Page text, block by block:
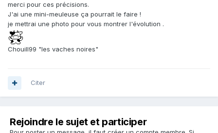
merci pour ces précisions.
J'ai une mini-meuleuse ça pourrait le faire !
je mettrai une photo pour vous montrer l'évolution .
Chouill99 "les vaches noires"
Citer
Rejoindre le sujet et participer